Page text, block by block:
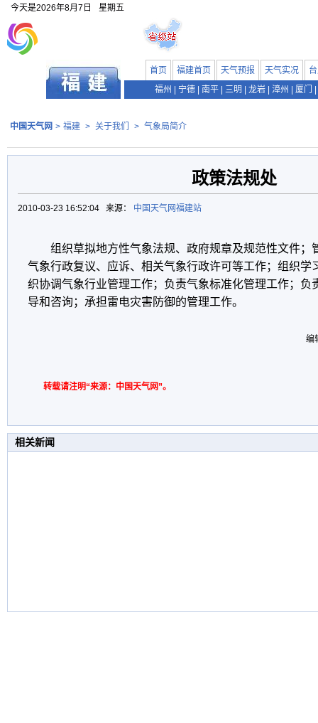
今天是2026年8月7日 星期五
首页 福建首页 天气预报 天气实况
福州
宁德 南平 三明 龙岩 漳州 厦门
中国天气网 > 福建 > 关于我们 > 气象局简介
政策法规处
2010-03-23 16:52:04 来源： 中国天气网福建站
组织草拟地方性气象法规、政府规章及规范性文件；
气象行政复议、应诉、相关气象行政许可等工作；组织学
织协调气象行业管理工作；负责气象标准化管理工作；负
导和咨询；承担雷电灾害防御的管理工作。
编
转载请注明“来源：中国天气网”。
相关新闻